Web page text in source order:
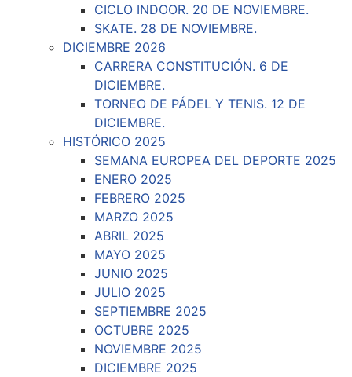
CICLO INDOOR. 20 DE NOVIEMBRE.
SKATE. 28 DE NOVIEMBRE.
DICIEMBRE 2026
CARRERA CONSTITUCIÓN. 6 DE
DICIEMBRE.
TORNEO DE PÁDEL Y TENIS. 12 DE
DICIEMBRE.
HISTÓRICO 2025
SEMANA EUROPEA DEL DEPORTE 2025
ENERO 2025
FEBRERO 2025
MARZO 2025
ABRIL 2025
MAYO 2025
JUNIO 2025
JULIO 2025
SEPTIEMBRE 2025
OCTUBRE 2025
NOVIEMBRE 2025
DICIEMBRE 2025